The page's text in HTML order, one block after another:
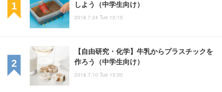
しよう（中学生向け）
2018.7.24 Tue 10:15
【自由研究・化学】牛乳からプラスチックを
作ろう（中学生向け）
2018.7.10 Tue 15:00